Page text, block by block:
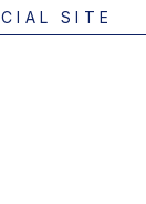
SITE